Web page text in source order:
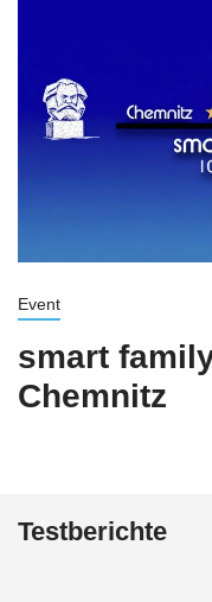
Event
smart
Chemnitz
Testberichte